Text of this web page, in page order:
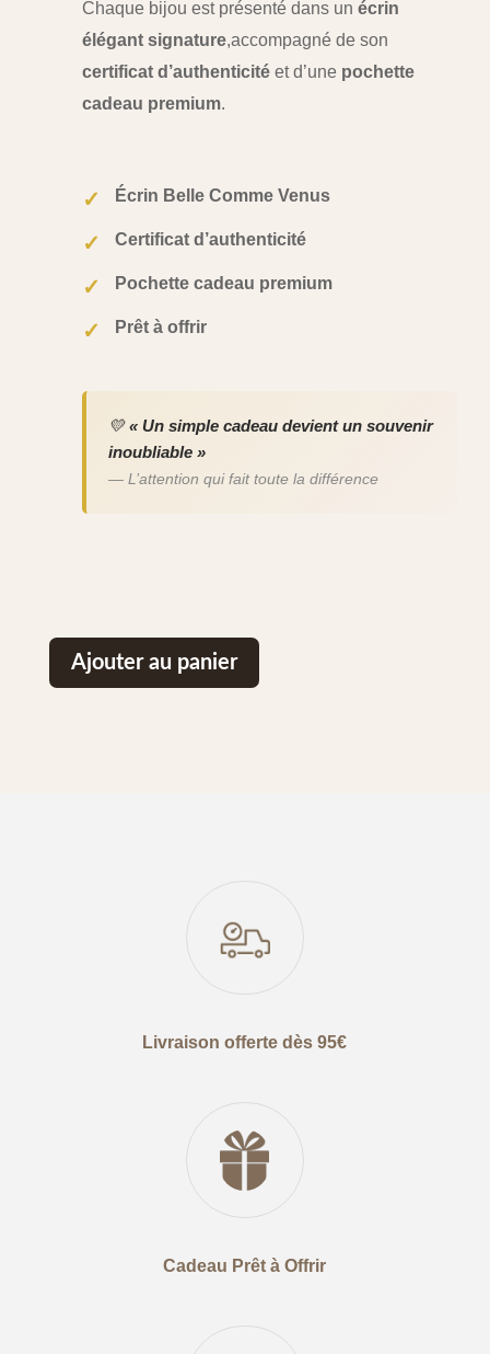
Chaque bijou est présenté dans un écrin
élégant signature,accompagné de son
certificat d’authenticitéet d’une pochette
cadeau premium.
✓ Écrin Belle Comme Venus
✓ Certificat d’authenticité
✓ Pochette cadeau premium
✓ Prêt à offrir
💛« Un simple cadeau devient un souvenir
inoubliable »
— L’attention qui fait toute la différence
Ajouter au panier
Livraison offerte dès 95€
Cadeau Prêt à Offrir